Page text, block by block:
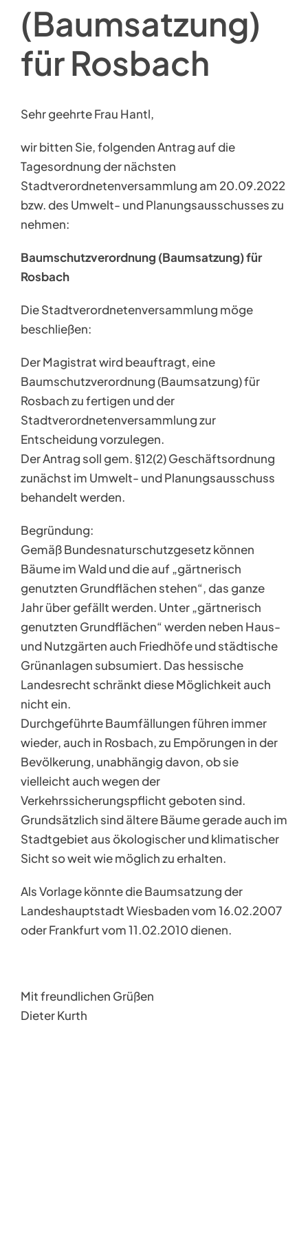
(Baumsatzung)
für Rosbach
Sehr geehrte Frau Hantl,
wir bitten Sie, folgenden Antrag auf die
Tagesordnung der nächsten
Stadtverordnetenversammlung am 20.09.2022
bzw. des Umwelt- und Planungsausschusses zu
nehmen:
Baumschutzverordnung (Baumsatzung) für
Rosbach
Die Stadtverordnetenversammlung möge
beschließen:
Der Magistrat wird beauftragt, eine
Baumschutzverordnung (Baumsatzung) für
Rosbach zu fertigen und der
Stadtverordnetenversammlung zur
Entscheidung vorzulegen.
Der Antrag soll gem. §12(2) Geschäftsordnung
zunächst im Umwelt- und Planungsausschuss
behandelt werden.
Begründung:
Gemäß Bundesnaturschutzgesetz können
Bäume im Wald und die auf „gärtnerisch
genutzten Grundflächen stehen“, das ganze
Jahr über gefällt werden. Unter „gärtnerisch
genutzten Grundflächen“ werden neben Haus-
und Nutzgärten auch Friedhöfe und städtische
Grünanlagen subsumiert. Das hessische
Landesrecht schränkt diese Möglichkeit auch
nicht ein.
Durchgeführte Baumfällungen führen immer
wieder, auch in Rosbach, zu Empörungen in der
Bevölkerung, unabhängig davon, ob sie
vielleicht auch wegen der
Verkehrssicherungspflicht geboten sind.
Grundsätzlich sind ältere Bäume gerade auch im
Stadtgebiet aus ökologischer und klimatischer
Sicht so weit wie möglich zu erhalten.
Als Vorlage könnte die Baumsatzung der
Landeshauptstadt Wiesbaden vom 16.02.2007
oder Frankfurt vom 11.02.2010 dienen.
Mit freundlichen Grüßen
Dieter Kurth